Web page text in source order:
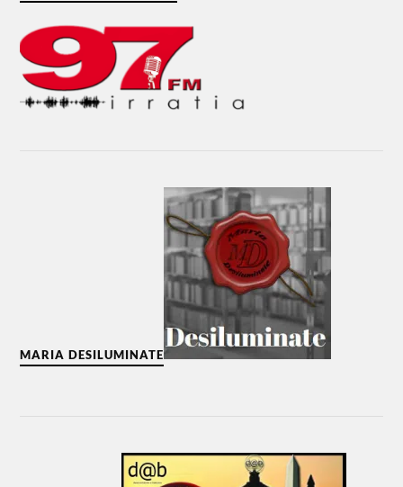
MARIA DESILUMINATE